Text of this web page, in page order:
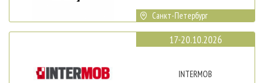
Санкт-Петербург
17-20.10.2026
INTERMOB